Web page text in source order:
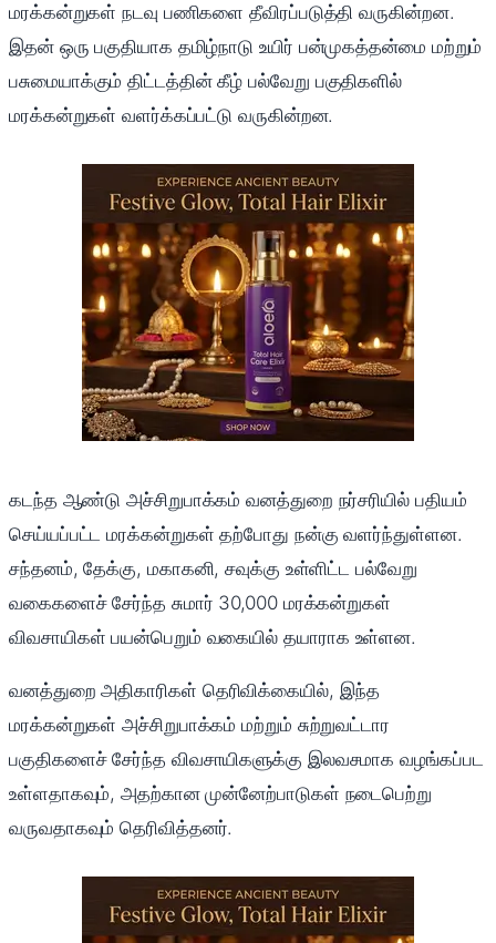
மரக்கன்றுகள் நடவு பணிகளை தீவிரப்படுத்தி வருகின்றன.
இதன் ஒரு பகுதியாக தமிழ்நாடு உயிர் பன்முகத்தன்மை மற்றும்
பசுமையாக்கும் திட்டத்தின் கீழ் பல்வேறு பகுதிகளில்
மரக்கன்றுகள் வளர்க்கப்பட்டு வருகின்றன.
கடந்த ஆண்டு அச்சிறுபாக்கம் வனத்துறை நர்சரியில் பதியம்
செய்யப்பட்ட மரக்கன்றுகள் தற்போது நன்கு வளர்ந்துள்ளன.
சந்தனம், தேக்கு, மகாகனி, சவுக்கு உள்ளிட்ட பல்வேறு
வகைகளைச் சேர்ந்த சுமார் 30,000 மரக்கன்றுகள்
விவசாயிகள் பயன்பெறும் வகையில் தயாராக உள்ளன.
வனத்துறை அதிகாரிகள் தெரிவிக்கையில், இந்த
மரக்கன்றுகள் அச்சிறுபாக்கம் மற்றும் சுற்றுவட்டார
பகுதிகளைச் சேர்ந்த விவசாயிகளுக்கு இலவசமாக வழங்கப்பட
உள்ளதாகவும், அதற்கான முன்னேற்பாடுகள் நடைபெற்று
வருவதாகவும் தெரிவித்தனர்.